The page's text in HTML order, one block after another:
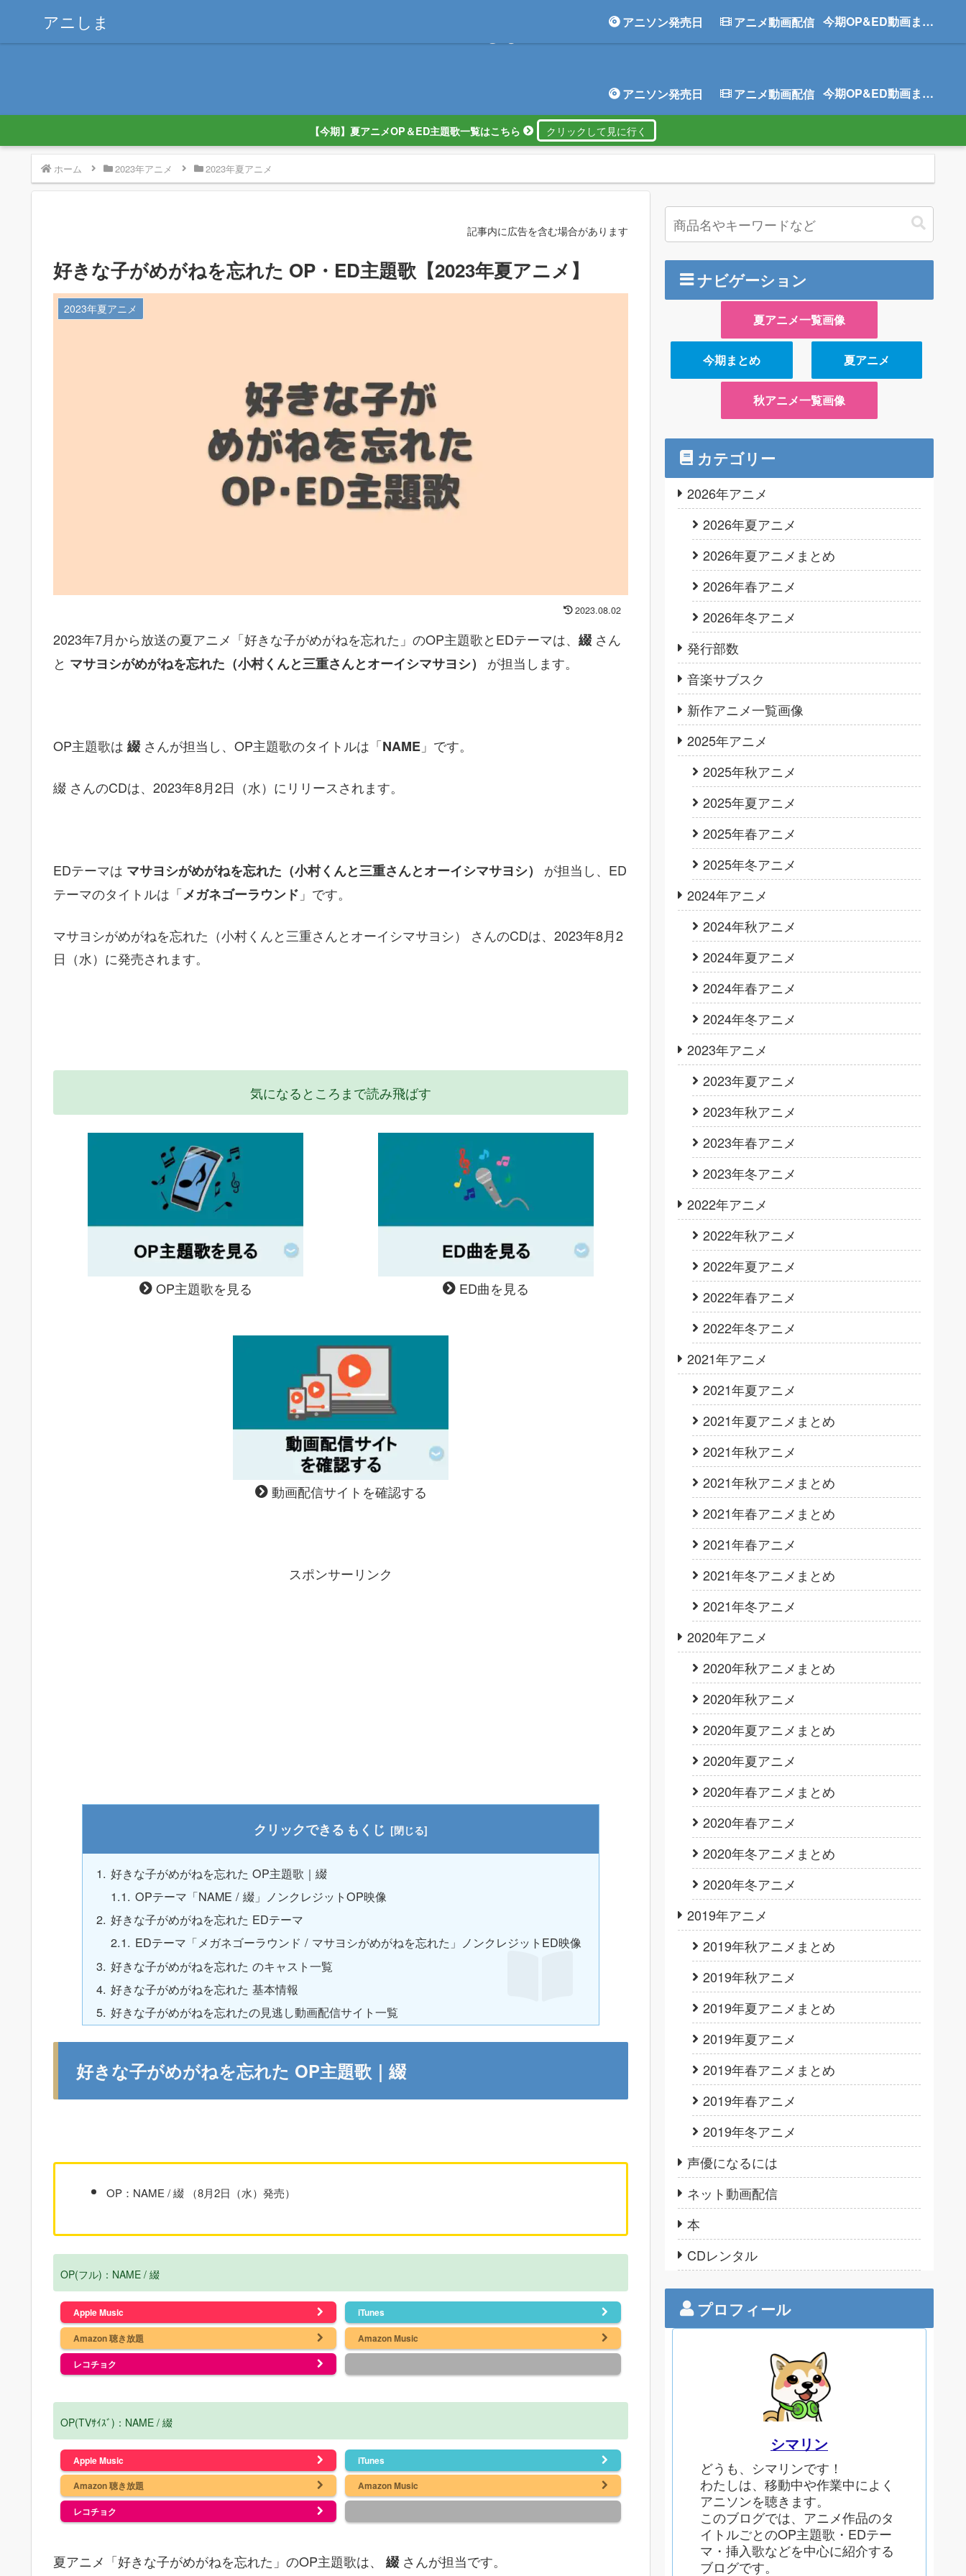
アニソン発売日 アニメ動画配信 今期OP&ED動画まとめ
アニしま アニソン発売日 アニメ動画配信 今期OP&ED動画まとめ
【今期】夏アニメOP＆ED主題歌一覧はこちら
ホーム 2023年アニメ 2023年夏アニメ
記事内に広告を含む場合があります
好きな子がめがねを忘れた OP・ED主題歌【2023年夏アニメ】
2023年夏アニメ
2023.08.02
2023年7月から放送の夏アニメ「好きな子がめがねを忘れた」のOP主題歌とEDテーマは、 綴さん
と マサヨシがめがねを忘れた（小村くんと三重さんとオーイシマサヨシ） が担当します。
OP主題歌は 綴さんが担当し、OP主題歌のタイトルは「NAME 」です。
綴 さんのCDは、2023年8月2日（水）にリリースされます。
EDテーマは マサヨシがめがねを忘れた（小村くんと三重さんとオーイシマサヨシ）
が担当し、ED
テーマのタイトルは「メガネゴーラウンド 」です。
マサヨシがめがねを忘れた（小村くんと三重さんとオーイシマサヨシ） さんのCDは、2023年8月2
日（水）に発売されます。
気になるところまで読み飛ばす
OP主題歌を見る ED曲を見る
動画配信サイトを確認する
スポンサーリンク
もくじ
好きな子がめがねを忘れた OP主題歌｜綴
OPテーマ「NAME / 綴」ノンクレジットOP映像
好きな子がめがねを忘れた EDテーマ
EDテーマ「メガネゴーラウンド / マサヨシがめがねを忘れた」ノンクレジットED映像
好きな子がめがねを忘れた のキャスト一覧
好きな子がめがねを忘れた 基本情報
好きな子がめがねを忘れたの見逃し動画配信サイト一覧
好きな子がめがねを忘れた OP主題歌｜綴
OP：NAME / 綴 （8月2日（水）発売）
OP(フル)：NAME / 綴
Apple Music
iTunes
Amazon 聴き放題
Amazon Music
レコチョク
OP(TVｻｲｽﾞ)：NAME / 綴
Apple Music
iTunes
Amazon 聴き放題
Amazon Music
レコチョク
夏アニメ「好きな子がめがねを忘れた」のOP主題歌は、 綴さんが担当です。
ナビゲーション
夏アニメ一覧画像
今期まとめ 夏アニメ
秋アニメ一覧画像
カテゴリー
2026年アニメ
2026年夏アニメ
2026年夏アニメまとめ
2026年春アニメ
2026年冬アニメ
発行部数
音楽サブスク
新作アニメ一覧画像
2025年アニメ
2025年秋アニメ
2025年夏アニメ
2025年春アニメ
2025年冬アニメ
2024年アニメ
2024年秋アニメ
2024年夏アニメ
2024年春アニメ
2024年冬アニメ
2023年アニメ
2023年夏アニメ
2023年秋アニメ
2023年春アニメ
2023年冬アニメ
2022年アニメ
2022年秋アニメ
2022年夏アニメ
2022年春アニメ
2022年冬アニメ
2021年アニメ
2021年夏アニメ
2021年夏アニメまとめ
2021年秋アニメ
2021年秋アニメまとめ
2021年春アニメまとめ
2021年春アニメ
2021年冬アニメまとめ
2021年冬アニメ
2020年アニメ
2020年秋アニメまとめ
2020年秋アニメ
2020年夏アニメまとめ
2020年夏アニメ
2020年春アニメまとめ
2020年春アニメ
2020年冬アニメまとめ
2020年冬アニメ
2019年アニメ
2019年秋アニメまとめ
2019年秋アニメ
2019年夏アニメまとめ
2019年夏アニメ
2019年春アニメまとめ
2019年春アニメ
2019年冬アニメ
声優になるには
ネット動画配信
本
CDレンタル
プロフィール
シマリン
どうも、シマリンです！
わたしは、移動中や作業中によく
アニソンを聴きます。
このブログでは、アニメ作品のタ
イトルごとのOP主題歌・EDテー
マ・挿入歌などを中心に紹介する
ブログです。